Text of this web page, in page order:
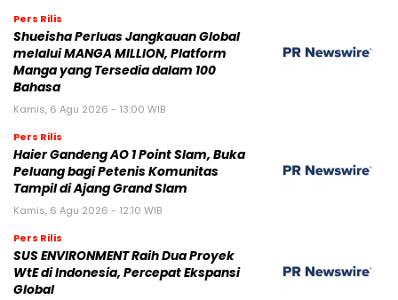
Pers Rilis
Shueisha Perluas Jangkauan Global
melalui MANGA MILLION, Platform
Manga yang Tersedia dalam 100
Bahasa
Kamis, 6 Agu 2026 - 13:00 WIB
Pers Rilis
Haier Gandeng AO 1 Point Slam, Buka
Peluang bagi Petenis Komunitas
Tampil di Ajang Grand Slam
Kamis, 6 Agu 2026 - 12:10 WIB
Pers Rilis
SUS ENVIRONMENT Raih Dua Proyek
WtE di Indonesia, Percepat Ekspansi
Global